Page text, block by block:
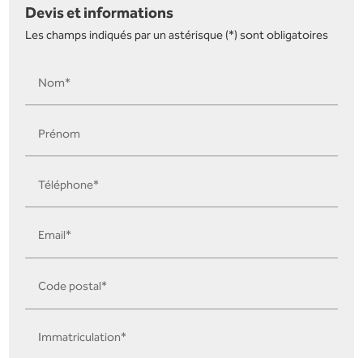
Devis et informations
Les champs indiqués par un astérisque (*) sont obligatoires
Nom*
Prénom
Téléphone*
Email*
Code postal*
Immatriculation*